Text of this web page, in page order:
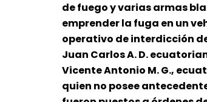
de fuego y varias armas
emprender la fuga en un
operativo de interdicción
Juan Carlos A. D.
Vicente Antonio M. G.,
quien no posee